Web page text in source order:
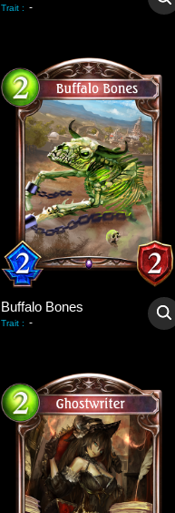
Trait : -
Buffalo Bones
Trait : -